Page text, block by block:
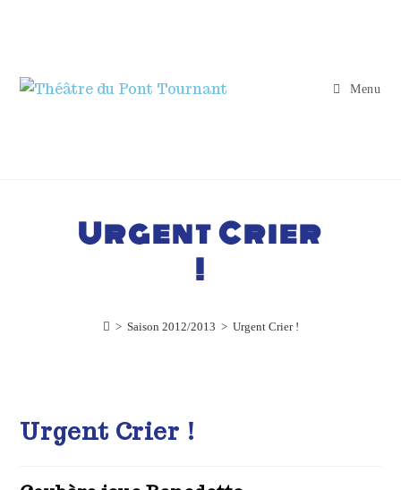
Menu
Urgent Crier
!
> Saison 2012/2013 > Urgent Crier !
Urgent Crier !